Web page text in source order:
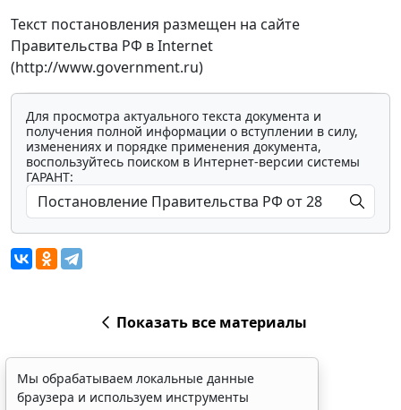
Текст постановления размещен на сайте
Правительства РФ в Internet
(http://www.government.ru)
Для просмотра актуального текста документа и
получения полной информации о вступлении в силу,
изменениях и порядке применения документа,
воспользуйтесь поиском в Интернет-версии системы
ГАРАНТ:
Показать все материалы
Мы обрабатываем локальные данные
браузера и используем инструменты